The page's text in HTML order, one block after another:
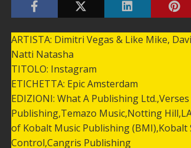
ARTISTA: Dimitri Vegas & Like Mike,
Natti Natasha
TITOLO: Instagram
ETICHETTA: Epic Amsterdam
EDIZIONI: What A Publishing
Publishing,Temazo Music,Notting
of Kobalt Music Publishing
Control,Cangris Publishing